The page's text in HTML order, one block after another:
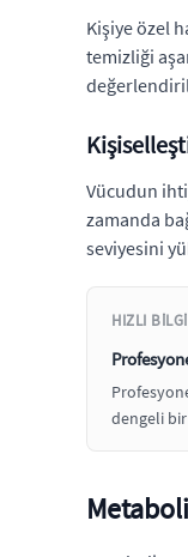
Kişiye özel
temizliği
Vücudun
zamanda
seviyesini
HIZLI BILGI
dengeli